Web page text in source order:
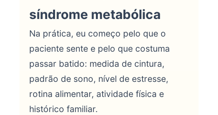
síndrome metabólica
Na prática, eu começo pelo que o
paciente sente e pelo que costuma
passar batido: medida de cintura,
padrão de sono, nível de estresse,
rotina alimentar, atividade física e
histórico familiar.